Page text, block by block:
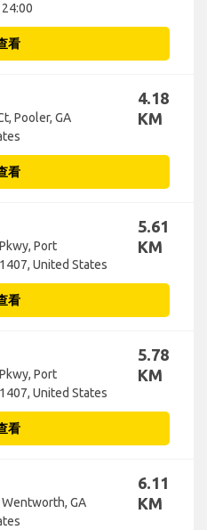
看
Pooler, GA
4.18
KM
看
Port
United States
5.61
KM
看
Port
United States
5.78
KM
看
GA
6.11
KM